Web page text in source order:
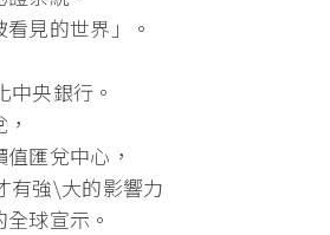
見的世界」。
央銀行。
匯兌中心，
有強\大的影響力
球宣示。